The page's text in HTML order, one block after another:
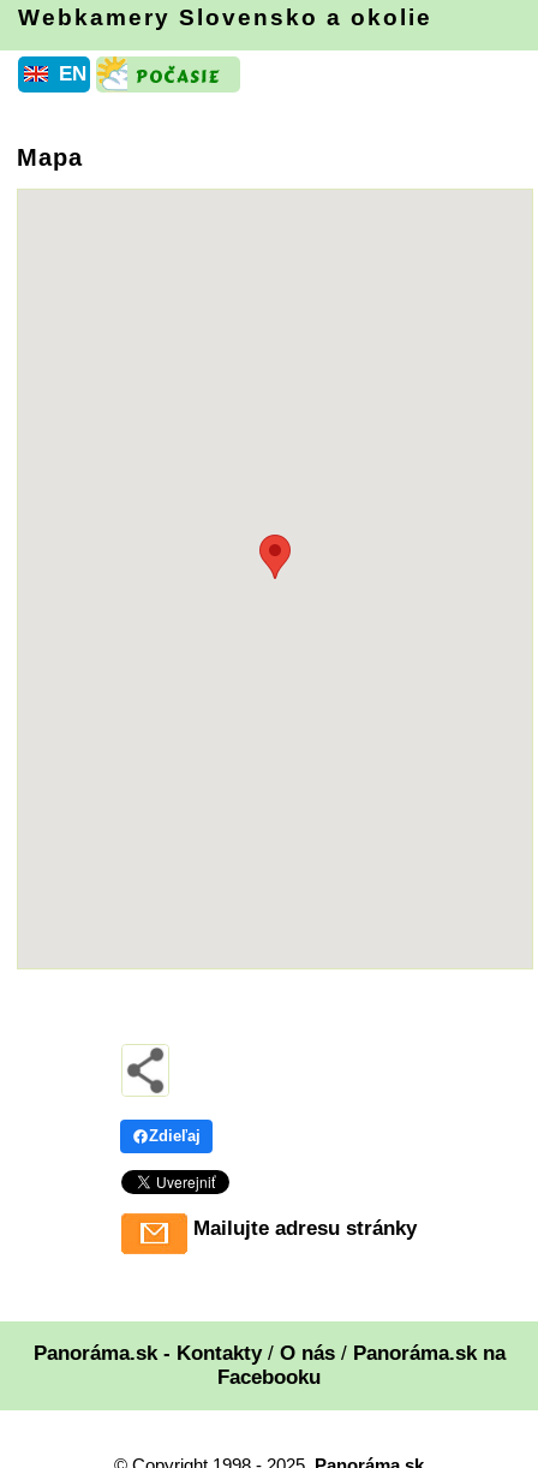
Webkamery Slovensko a okolie
EN
Mapa
Zdieľaj
Mailujte adresu stránky
Panoráma.sk - Kontakty/ O nás/ Panoráma.sk na
Facebooku